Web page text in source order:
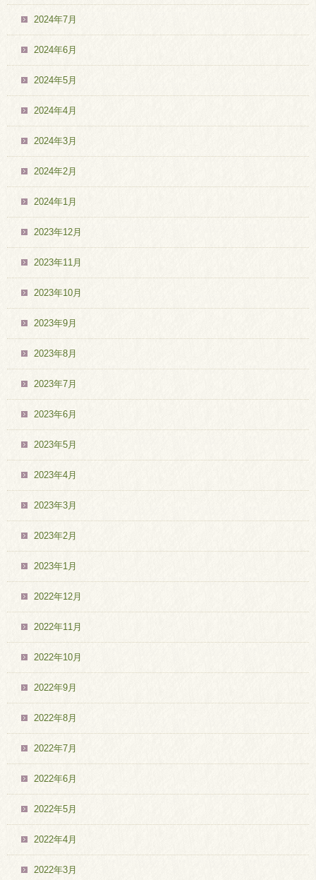
2024年7月
2024年6月
2024年5月
2024年4月
2024年3月
2024年2月
2024年1月
2023年12月
2023年11月
2023年10月
2023年9月
2023年8月
2023年7月
2023年6月
2023年5月
2023年4月
2023年3月
2023年2月
2023年1月
2022年12月
2022年11月
2022年10月
2022年9月
2022年8月
2022年7月
2022年6月
2022年5月
2022年4月
2022年3月